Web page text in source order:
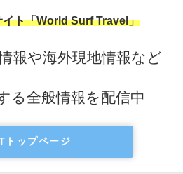
イト「World Surf Travel」
報や海外現地情報など
る全般情報を配信中
トップページ